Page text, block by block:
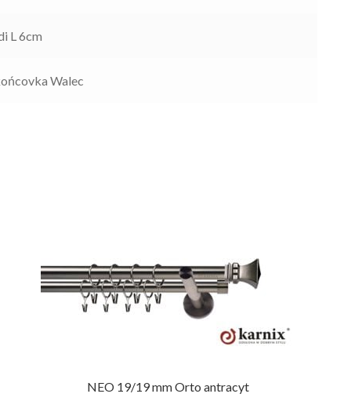
L 6cm
Walec
NEO 19/19 mm Orto antracyt